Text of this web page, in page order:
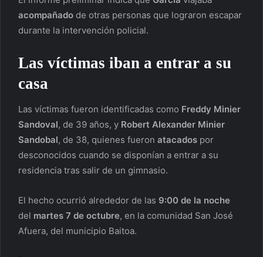
acompañado de otras personas que lograron escapar
durante la intervención policial.
Las víctimas iban a entrar a su
casa
Las víctimas fueron identificadas como Freddy Minier
Sandoval, de 39 años, y Robert Alexander Minier
Sandobal, de 38, quienes fueron atacados por
desconocidos cuando se disponían a entrar a su
residencia tras salir de un gimnasio.
El hecho ocurrió alrededor de las 9:00 de la noche
del martes 7 de octubre, en la comunidad San José
Afuera, del municipio Baitoa.